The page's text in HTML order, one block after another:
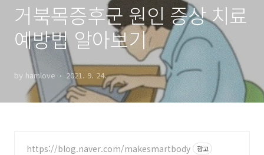
거북목증후군 원인 증상 치료
예방법 알아보기
by hamlove 2021. 9. 24.
https://blog.naver.com/makesmartbody 광고